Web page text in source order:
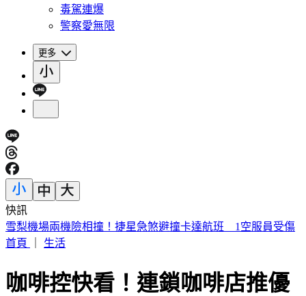
毒駕連爆
警察愛無限
更多
快訊
雪梨機場兩機險相撞！捷星急煞避撞卡達航班 1空服員受傷
首頁
生活
咖啡控快看！連鎖咖啡店推優